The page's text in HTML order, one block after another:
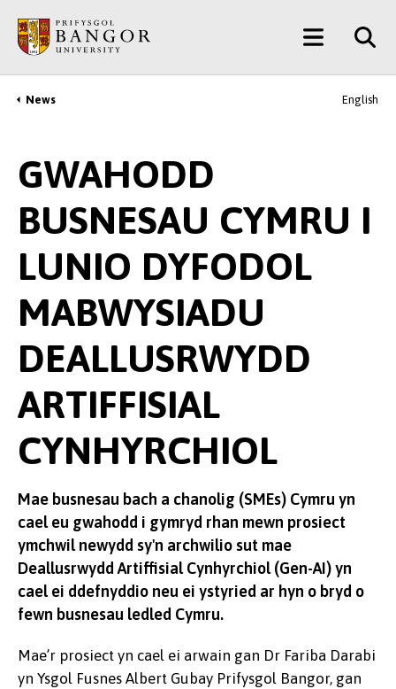
Prif
Gynnwys
Main
Menu
Breadcrumb
News English
GWAHODD
BUSNESAU CYMRU I
LUNIO DYFODOL
MABWYSIADU
DEALLUSRWYDD
ARTIFFISIAL
CYNHYRCHIOL
Mae busnesau bach a chanolig (SMEs) Cymru yn
cael eu gwahodd i gymryd rhan mewn prosiect
ymchwil newydd sy'n archwilio sut mae
Deallusrwydd Artiffisial Cynhyrchiol (Gen-AI) yn
cael ei ddefnyddio neu ei ystyried ar hyn o bryd o
fewn busnesau ledled Cymru.
Mae’r prosiect yn cael ei arwain gan Dr Fariba Darabi
yn Ysgol Fusnes Albert Gubay Prifysgol Bangor, gan